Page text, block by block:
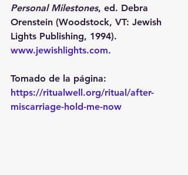
Personal Milestones, ed. Debra
Orenstein (Woodstock, VT: Jewish
Lights Publishing, 1994).
www.jewishlights.com.
Tomado de la página:
https://ritualwell.org/ritual/after-
miscarriage-hold-me-now